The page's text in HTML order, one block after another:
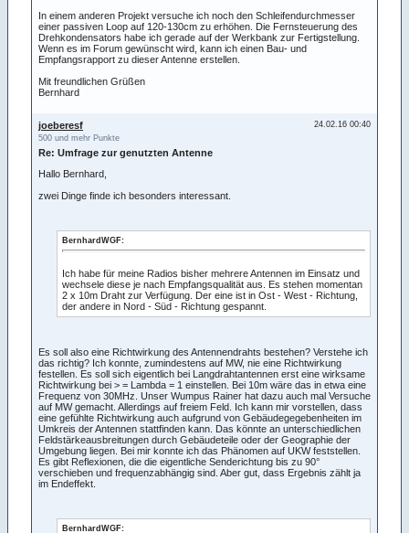
In einem anderen Projekt versuche ich noch den Schleifendurchmesser
einer passiven Loop auf 120-130cm zu erhöhen. Die Fernsteuerung des
Drehkondensators habe ich gerade auf der Werkbank zur Fertigstellung.
Wenn es im Forum gewünscht wird, kann ich einen Bau- und
Empfangsrapport zu dieser Antenne erstellen.
Mit freundlichen Grüßen
Bernhard
24.02.16 00:40
joeberesf
500 und mehr Punkte
Re: Umfrage zur genutzten Antenne
Hallo Bernhard,
zwei Dinge finde ich besonders interessant.
BernhardWGF:
Ich habe für meine Radios bisher mehrere Antennen im Einsatz und
wechsele diese je nach Empfangsqualität aus. Es stehen momentan
2 x 10m Draht zur Verfügung. Der eine ist in Ost - West - Richtung,
der andere in Nord - Süd - Richtung gespannt.
Es soll also eine Richtwirkung des Antennendrahts bestehen? Verstehe ich
das richtig? Ich konnte, zumindestens auf MW, nie eine Richtwirkung
festellen. Es soll sich eigentlich bei Langdrahtantennen erst eine wirksame
Richtwirkung bei > = Lambda = 1 einstellen. Bei 10m wäre das in etwa eine
Frequenz von 30MHz. Unser Wumpus Rainer hat dazu auch mal Versuche
auf MW gemacht. Allerdings auf freiem Feld. Ich kann mir vorstellen, dass
eine gefühlte Richtwirkung auch aufgrund von Gebäudegegebenheiten im
Umkreis der Antennen stattfinden kann. Das könnte an unterschiedlichen
Feldstärkeausbreitungen durch Gebäudeteile oder der Geographie der
Umgebung liegen. Bei mir konnte ich das Phänomen auf UKW feststellen.
Es gibt Reflexionen, die die eigentliche Senderichtung bis zu 90°
verschieben und frequenzabhängig sind. Aber gut, dass Ergebnis zählt ja
im Endeffekt.
BernhardWGF: